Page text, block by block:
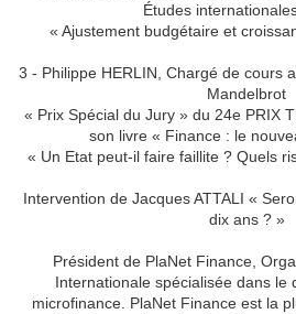
Études
« Ajustement budgétaire et
3 - Philippe HERLIN, Chargé de cours
Mandelbrot
« Prix Spécial du Jury » du 24e PRIX
son livre « Finance : le
« Un Etat peut-il faire faillite ? Quels
Intervention de Jacques ATTALI «
dix ans ? »
Président de PlaNet Finance,
Internationale spécialisée dans le
microfinance. PlaNet Finance est la